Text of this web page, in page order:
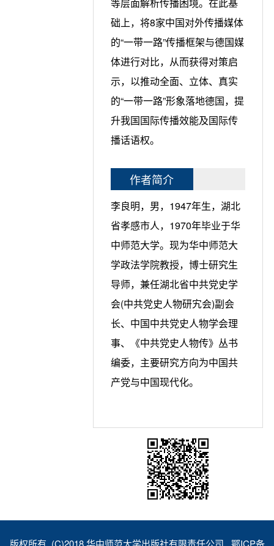
础上，将8家中国对外传播媒体
的“一带一路”传播框架与德国媒
体进行对比，从而获得对策启
示，以推动全面、立体、真实
的“一带一路”形象落地德国，提
升我国国际传播效能及国际传
播话语权。
作者简介
李良明，男，1947年生，湖北
省孝感市人，1970年毕业于华
中师范大学。现为华中师范大
学政法学院教授，博士研究生
导师，兼任湖北省中共党史学
会(中共党史人物研宄会)副会
长、中国中共党史人物学会理
事、《中共党史人物传》丛书
编委，主要研究方向为中国共
产党与中国现代化。
版权所有 (C)2018 华中师范大学出版社有限责任公司 鄂ICP备